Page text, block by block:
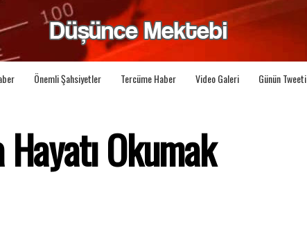
Önemli Şahsiyetler Tercüme Haber Video Galeri Günün Tweeti
Okumak